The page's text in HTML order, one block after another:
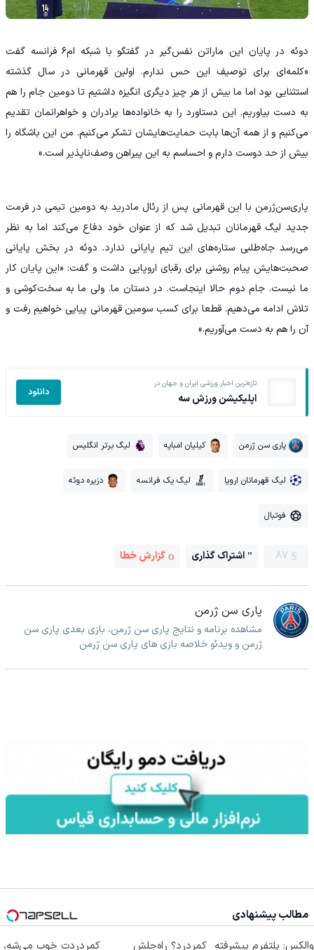
‏دوئه در پایان این ماراتن نفس‌گیر در گفتگو با شبکه ام‌۶ فرانسه گفت
«کلمه‌ای برای توصیف این حس ندارم. اولین قهرمانی در سال گذشته
استثنایی بود اما ما بیش از هر چیز دیگری انگیزه داشتیم تا دومین جام را هم
به دست بیاوریم. این دستاورد را به خانواده‌ها برادران و خواهرانمان تقدیم
می‌کنیم و از همه آن‌ها بابت حمایت‌هایشان تشکر می‌کنیم. من این باشگاه را
بیش از حد دوست دارم و احساسم به این پیراهن وصف‌ناپذیر است.»
‏پاری‌سن‌ژرمن با این قهرمانی پس از رئال مادرید به دومین تیمی در فرمت
جدید لیگ قهرمانان تبدیل شد که از عنوان خود دفاع می‌کند اما به نظر
می‌رسد جاه‌طلبی ستاره‌های این تیم پایانی ندارد. دوئه در بخش پایانی
صحبت‌هایش پیام روشنی برای رقبای اروپایی داشت و گفت: «این پایان کار
ما نیست. جام دوم حالا اینجاست. در دستان ما. ولی ما به سخت‌کوشی و
تلاش ادامه می‌دهیم. قطعا برای کسب سومین قهرمانی پیاپی خواهیم رفت و
آن را هم به دست می‌آوریم.»
تازه‌ترین اخبار ورزشی ایران و جهان در
اپلیکیشن ورزش سه دانلود
پاری سن ژرمن کیلیان امباپه لیگ برتر انگلیس
لیگ قهرمانان اروپا لیگ یک فرانسه دزیره دوئه
فوتبال
87 اشتراک گذاری گزارش خطا
پاری سن ژرمن
مشاهده برنامه و نتایج پاری سن ژرمن، بازی بعدی پاری سن
ژرمن و ویدئو خلاصه بازی های پاری سن ژرمن
مطالب پیشنهادی
والکس: پلتفرم پیشرفته کمردرد؟ راه‌حلش کمردردت خوب می‌شه،